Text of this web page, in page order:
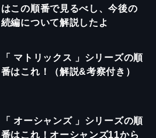
はこの順番で見るべし、今後の
続編について解説したよ
「 マトリックス 」シリーズの順
番はこれ！（解説&考察付き）
「 オーシャンズ 」シリーズの順
番はこれ！オーシャンズ11から